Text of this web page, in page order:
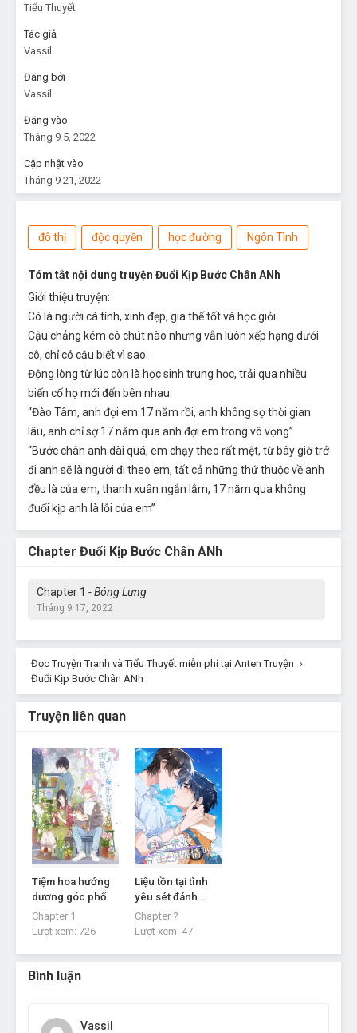
Tiểu Thuyết
Tác giả
Vassil
Đăng bởi
Vassil
Đăng vào
Tháng 9 5, 2022
Cập nhật vào
Tháng 9 21, 2022
đô thị độc quyền học đường Ngôn Tình
Tóm tắt nội dung truyện Đuổi Kịp Bước Chân ANh
Giới thiệu truyện:
Cô là người cá tính, xinh đẹp, gia thế tốt và học giỏi
Cậu chẳng kém cô chút nào nhưng vẫn luôn xếp hạng dưới
cô, chỉ có cậu biết vì sao.
Động lòng từ lúc còn là học sinh trung học, trải qua nhiều
biến cố họ mới đến bên nhau.
“Đào Tâm, anh đợi em 17 năm rồi, anh không sợ thời gian
lâu, anh chỉ sợ 17 năm qua anh đợi em trong vô vọng”
“Bước chân anh dài quá, em chạy theo rất mệt, từ bây giờ trở
đi anh sẽ là người đi theo em, tất cả những thứ thuộc về anh
đều là của em, thanh xuân ngắn lắm, 17 năm qua không
đuổi kịp anh là lỗi của em”
Chapter Đuổi Kịp Bước Chân ANh
Chapter 1 - Bóng Lưng
Tháng 9 17, 2022
Đọc Truyện Tranh và Tiểu Thuyết miễn phí tại Anten Truyện ›
Đuổi Kịp Bước Chân ANh
Truyện liên quan
Tiệm hoa hướng
dương góc phố
Chapter 1
Lượt xem: 726
Liệu tồn tại tình
yêu sét đánh
trong eSports
không?
Chapter ?
Lượt xem: 47
Bình luận
Vassil